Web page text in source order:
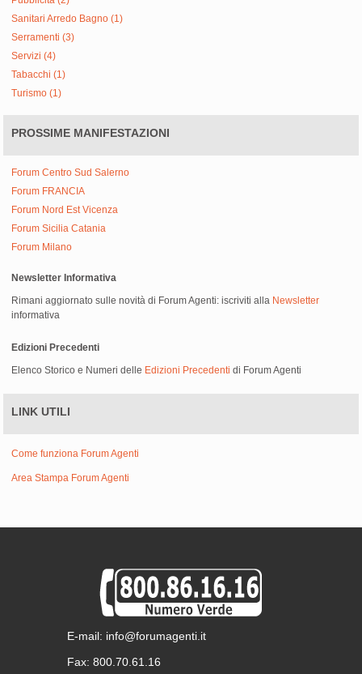
Sanitari Arredo Bagno (1)
Serramenti (3)
Servizi (4)
Tabacchi (1)
Turismo (1)
PROSSIME MANIFESTAZIONI
Forum Centro Sud Salerno
Forum FRANCIA
Forum Nord Est Vicenza
Forum Sicilia Catania
Forum Milano
Newsletter Informativa
Rimani aggiornato sulle novità di Forum Agenti: iscriviti alla Newsletter
informativa
Edizioni Precedenti
Elenco Storico e Numeri delle Edizioni Precedenti di Forum Agenti
LINK UTILI
Come funziona Forum Agenti
Area Stampa Forum Agenti
E-mail: info@forumagenti.it
Fax: 800.70.61.16